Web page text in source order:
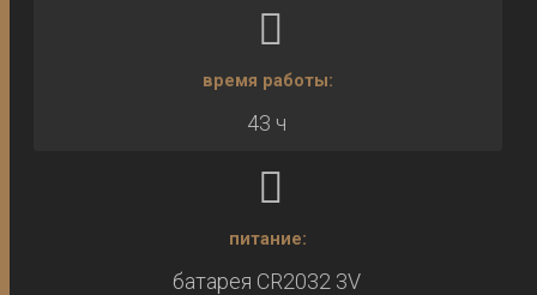
время работы:
43 ч
питание:
батарея CR2032 3V